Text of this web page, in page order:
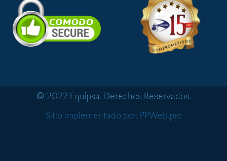
© 2022 Equipsa. Derechos Reservados.
Sitio implementado por: PPWeb.pro